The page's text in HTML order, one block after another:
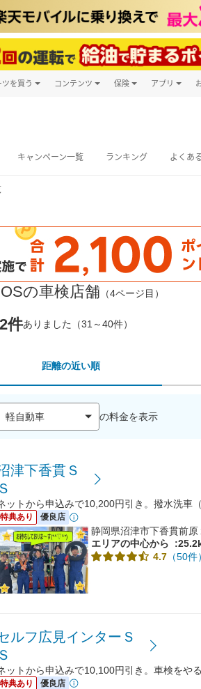
を買う コンテンツ 保険 アプリ
キャンペーン一覧 ランキング よくあ
の車検店舗 （4ページ目）
件ありました（31～40件）
距離の近い順
の料金を表示
津下香貫Ｓ
Ｓ
ットから申込みで10,200円引き。撥水洗車
特典あり 優良店
静岡県沼津市下香貫前原
エリアの中心から
4.7 （50件）
ルフ広見インターＳ
Ｓ
ットから申込みで10,100円引き。車検をや
特典あり 優良店